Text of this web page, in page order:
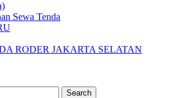
Sewa Tenda
RODER JAKARTA SELATAN
Search